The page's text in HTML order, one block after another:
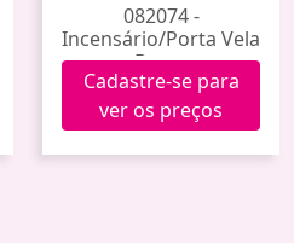
082074 -
Incensário/Porta Vela
Bruxa
Cadastre-se para
ver os preços